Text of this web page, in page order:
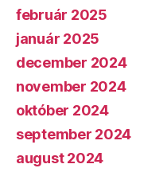
február 2025
január 2025
december 2024
november 2024
október 2024
september 2024
august 2024